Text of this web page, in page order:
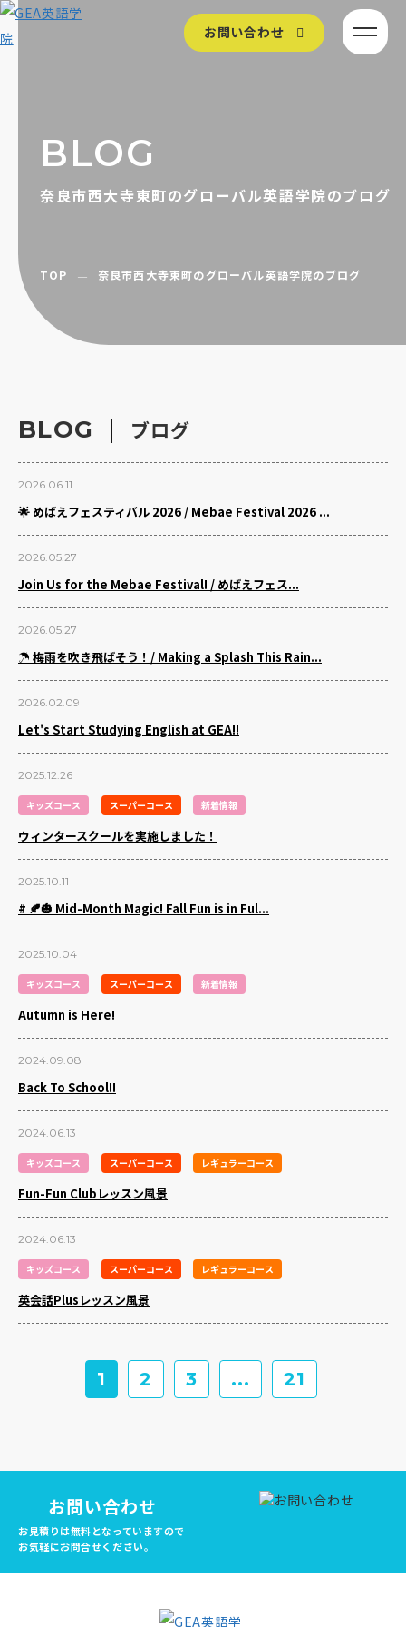
お問い合わせ
BLOG
奈良市西大寺東町のグローバル英語学院のブログ
TOP 奈良市西大寺東町のグローバル英語学院のブログ
BLOG ブログ
2026.06.11
🌟 めばえフェスティバル 2026 / Mebae Festival 2026 ...
2026.05.27
Join Us for the Mebae Festival! / めばえフェス...
2026.05.27
☂️ 梅雨を吹き飛ばそう！/ Making a Splash This Rain...
2026.02.09
Let's Start Studying English at GEA!!
2025.12.26
キッズコース スーパーコース 新着情報
ウィンタースクールを実施しました！
2025.10.11
# 🍂🎃 Mid-Month Magic! Fall Fun is in Ful...
2025.10.04
キッズコース スーパーコース 新着情報
Autumn is Here!
2024.09.08
Back To School!!
2024.06.13
キッズコース スーパーコース レギュラーコース
Fun-Fun Clubレッスン風景
2024.06.13
キッズコース スーパーコース レギュラーコース
英会話Plusレッスン風景
1 2 3 ... 21
お問い合わせ
お見積りは無料となっていますので
お気軽にお問合せください。